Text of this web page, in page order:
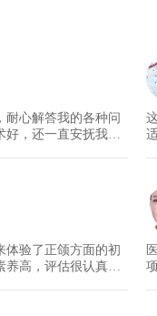
耐心解答我的各种问
好，还一直安抚我的
体验了正颌方面的初
养高，评估很认真，